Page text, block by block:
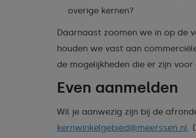
overige kernen?
Daarnaast zoomen we in op de
houden we vast aan
de mogelijkheden die er zijn
Even aanmelden
Wil je aanwezig zijn bij de
kernwinkelgebied@meerssen.nl.